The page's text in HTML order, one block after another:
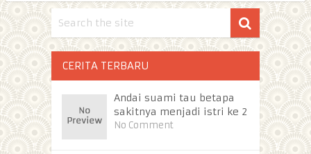
CERITA TERBARU
Andai suami tau betapa
sakitnya menjadi istri ke 2
No Comment